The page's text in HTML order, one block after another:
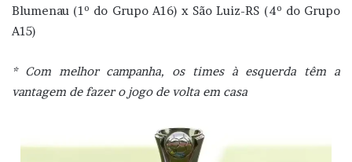
Blumenau (1º do Grupo A16) x São Luiz-RS (4º do Grupo
A15)
* Com melhor campanha, os times à esquerda têm a
vantagem de fazer o jogo de volta em casa